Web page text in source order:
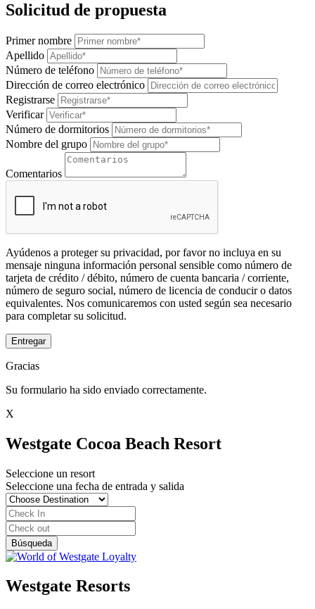
Solicitud de propuesta
Primer nombre
Apellido
Número de teléfono
Dirección de correo electrónico
Registrarse
Verificar
Número de dormitorios
Nombre del grupo
Comentarios
Ayúdenos a proteger su privacidad, por favor no incluya en su
mensaje ninguna información personal sensible como número de
tarjeta de crédito / débito, número de cuenta bancaria / corriente,
número de seguro social, número de licencia de conducir o datos
equivalentes. Nos comunicaremos con usted según sea necesario
para completar su solicitud.
Entregar
Gracias
Su formulario ha sido enviado correctamente.
X
Westgate Cocoa Beach Resort
Seleccione un resort
Seleccione una fecha de entrada y salida
Westgate Resorts